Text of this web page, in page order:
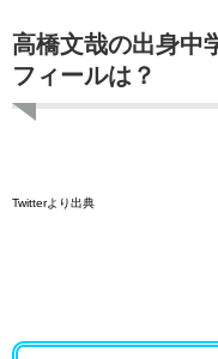
高橋文哉の出身中
フィールは？
Twitterより出典